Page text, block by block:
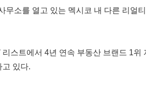
무소를 열고 있는 멕시코 내 다른 리얼티
리스트에서 4년 연속 부동산 브랜드 1위
고 있다.